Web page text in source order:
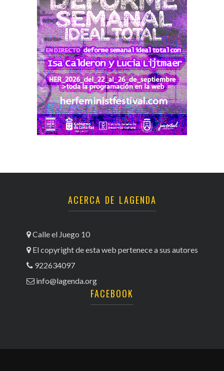
ACERCA DE LAGENDA
Calle el Juego 10
El copyright de esta web pertenece a sus autores
922634097
info@lagenda.org
FACEBOOK